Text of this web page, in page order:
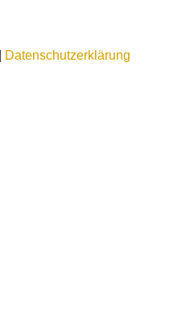
Datenschutzerklärung